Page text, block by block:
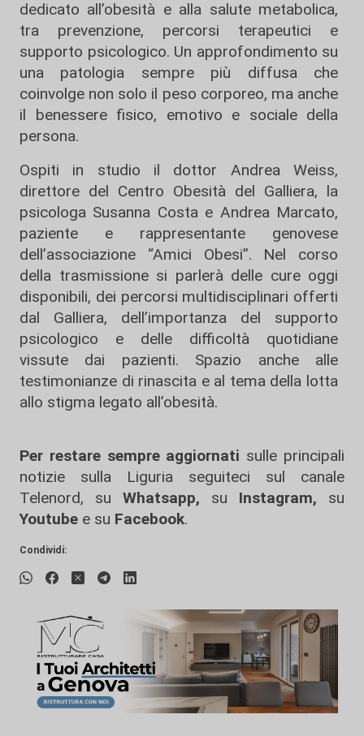
dedicato all’obesità e alla salute metabolica,
tra prevenzione, percorsi terapeutici e
supporto psicologico. Un approfondimento su
una patologia sempre più diffusa che
coinvolge non solo il peso corporeo, ma anche
il benessere fisico, emotivo e sociale della
persona.
Ospiti in studio il dottor Andrea Weiss,
direttore del Centro Obesità del Galliera, la
psicologa Susanna Costa e Andrea Marcato,
paziente e rappresentante genovese
dell’associazione “Amici Obesi”. Nel corso
della trasmissione si parlerà delle cure oggi
disponibili, dei percorsi multidisciplinari offerti
dal Galliera, dell’importanza del supporto
psicologico e delle difficoltà quotidiane
vissute dai pazienti. Spazio anche alle
testimonianze di rinascita e al tema della lotta
allo stigma legato all’obesità.
Per restare sempre aggiornati sulle principali
notizie sulla Liguria seguiteci sul canale
Telenord, su
Whatsapp, su Instagram, su
Youtube e su Facebook.
Condividi: